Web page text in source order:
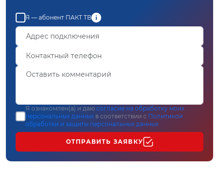
Я — абонент ПАКТ ТВ
Я ознакомлен(а) и даю согласие на обработку моих
персональных данных в соответствии с Политикой
обработки и защиты персональных данных
ОТПРАВИТЬ ЗАЯВКУ